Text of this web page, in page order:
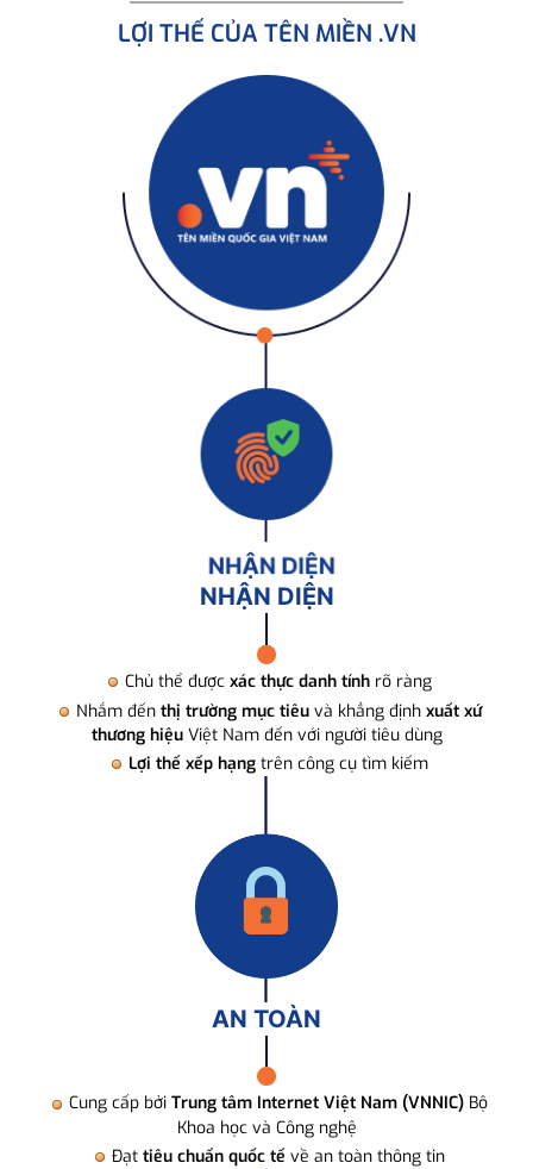
LỢI THẾ CỦA TÊN MIỀN .VN
NHẬN DIỆN
Chủ thể được xác thực danh tính rõ ràng
Nhắm đến thị trường mục tiêuvà khẳng định xuất xứ
thương hiệuViệt Nam đến với người tiêu dùng
Lợi thế xếp hạng trên công cụ tìm kiếm
AN TOÀN
Cung cấp bởi Trung tâm Internet Việt Nam (VNNIC) Bộ
Khoa học và Công nghệ
Đạt tiêu chuẩn quốc tế về an toàn thông tin